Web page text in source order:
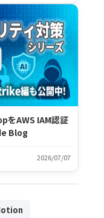
をAWS IAM認証
Blog
2026/07/07